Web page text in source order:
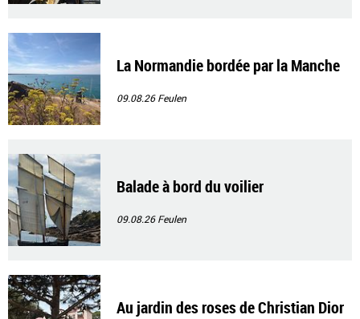
La Normandie bordée par la Manche
09.08.26Feulen
Balade à bord du voilier
09.08.26Feulen
Au jardin des roses de Christian Dior